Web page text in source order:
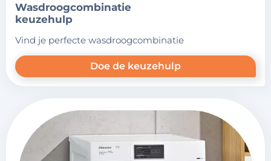
wasdroogcombinatie
keuzehulp
vind je perfecte wasdroogcombinatie
Doe de keuzehulp